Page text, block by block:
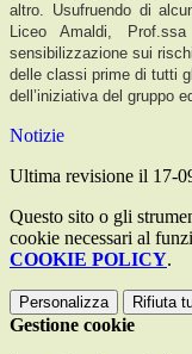
altro. Usufruendo di
Liceo Amaldi, Prof.ssa
sensibilizzazione sui
delle classi prime di tutti
dell’iniziativa del gruppo
Notizie
Ultima revisione il 17-
Questo sito o gli
cookie necessari al
COOKIE POLICY.
Personalizza Rifiuta
Gestione cookie